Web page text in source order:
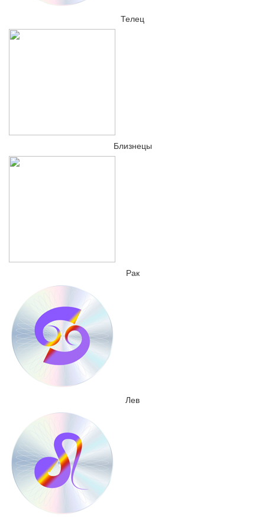
Телец
Близнецы
Рак
Лев